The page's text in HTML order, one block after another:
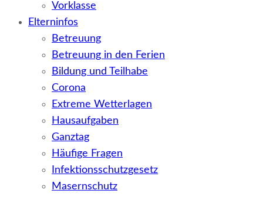
Vorklasse
Elterninfos
Betreuung
Betreuung in den Ferien
Bildung und Teilhabe
Corona
Extreme Wetterlagen
Hausaufgaben
Ganztag
Häufige Fragen
Infektionsschutzgesetz
Masernschutz